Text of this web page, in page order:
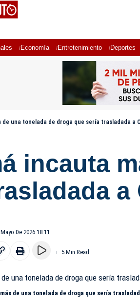
Economía Entretenimiento Deportes
de una tonelada de droga que sería trasladada a
incauta
a
De 2026 18:11
5 Min Read
de una tonelada de droga que sería